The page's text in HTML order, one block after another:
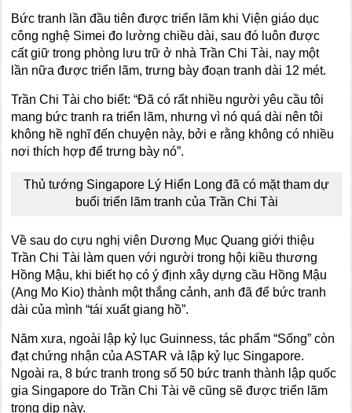
Bức tranh lần đầu tiên được triển lãm khi Viện giáo dục
công nghệ Simei đo lường chiều dài, sau đó luôn được
cất giữ trong phòng lưu trữ ở nhà Trần Chi Tài, nay một
lần nữa được triển lãm, trưng bày đoạn tranh dài 12 mét.
Trần Chi Tài cho biết: “Đã có rất nhiều người yêu cầu tôi
mang bức tranh ra triển lãm, nhưng vì nó quá dài nên tôi
không hề nghĩ đến chuyện này, bởi e rằng không có nhiều
nơi thích hợp để trưng bày nó”.
Thủ tướng Singapore Lý Hiển Long đã có mặt tham dự
buổi triển lãm tranh của Trần Chi Tài
Về sau do cựu nghị viên Dương Mục Quang giới thiệu
Trần Chi Tài làm quen với người trong hội kiều thương
Hồng Mậu, khi biết họ có ý định xây dựng cầu Hồng Mậu
(Ang Mo Kio) thành một thắng cảnh, anh đã để bức tranh
dài của mình “tái xuất giang hồ”.
Năm xưa, ngoài lập kỷ lục Guinness, tác phẩm “Sống” còn
đạt chứng nhận của ASTAR và lập kỷ lục Singapore.
Ngoài ra, 8 bức tranh trong số 50 bức tranh thành lập quốc
gia Singapore do Trần Chi Tài vẽ cũng sẽ được triển lãm
trong dịp này.